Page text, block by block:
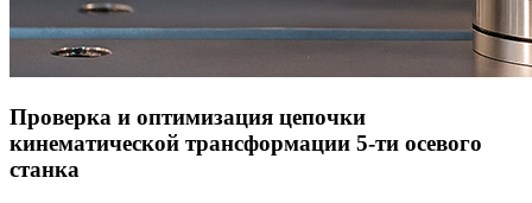
Проверка и оптимизация цепочки
кинематической трансформации 5-ти осевого
станка